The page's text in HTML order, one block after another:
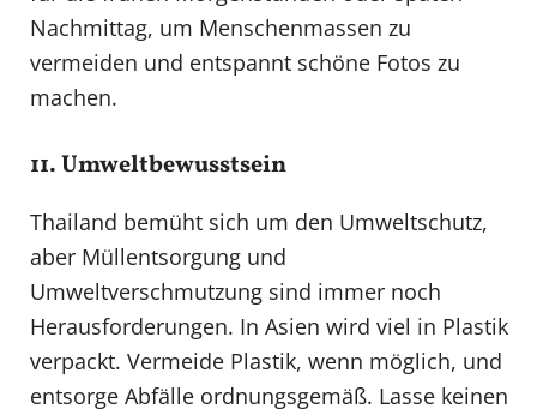
Nachmittag, um Menschenmassen zu
vermeiden und entspannt schöne Fotos zu
machen.
11. Umweltbewusstsein
Thailand bemüht sich um den Umweltschutz,
aber Müllentsorgung und
Umweltverschmutzung sind immer noch
Herausforderungen. In Asien wird viel in Plastik
verpackt. Vermeide Plastik, wenn möglich, und
entsorge Abfälle ordnungsgemäß. Lasse keinen